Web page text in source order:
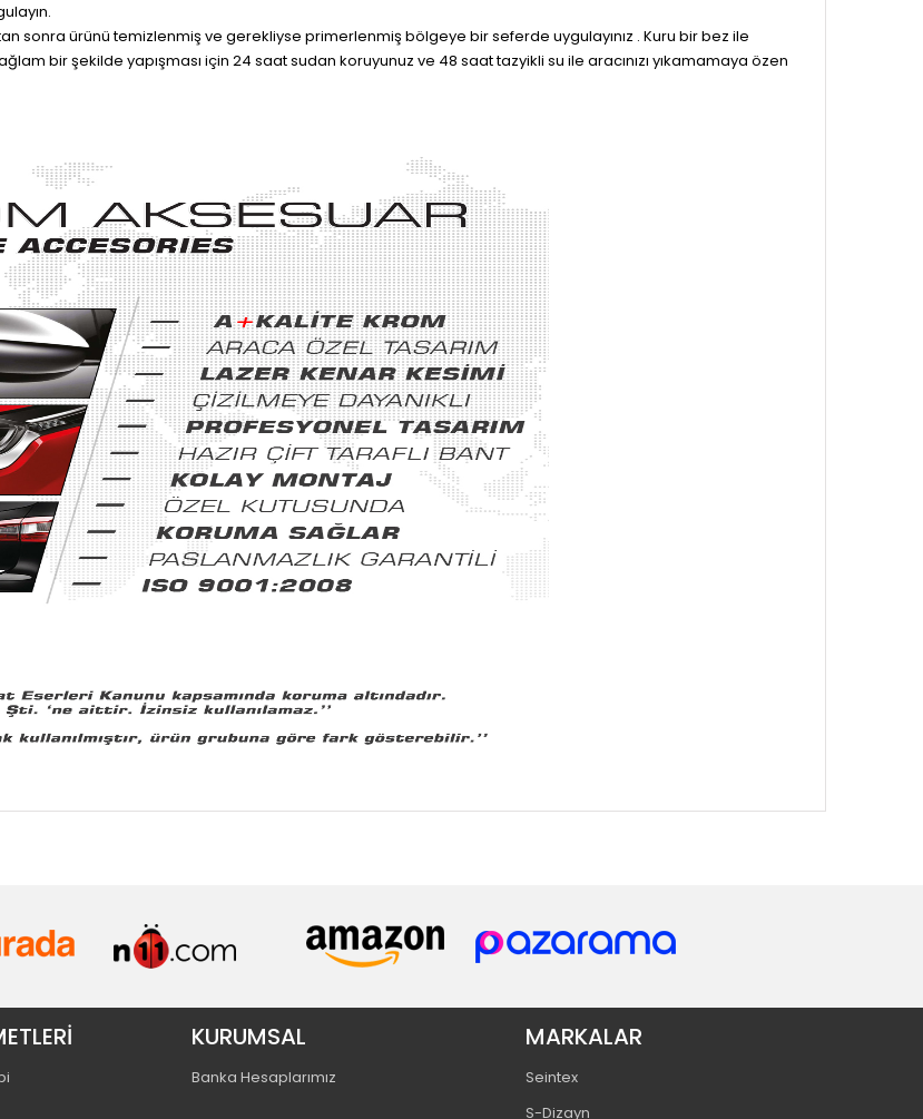
sonra ürünü temizlenmiş ve gerekliyse primerlenmiş bölgeye bir seferde uygulayınız . Kuru bir bez ile
bir şekilde yapışması için 24 saat sudan koruyunuz ve 48 saat tazyikli su ile aracınızı yıkamamaya özen
KURUMSAL
Banka Hesaplarımız
MARKALAR
Seintex
S-Dizayn